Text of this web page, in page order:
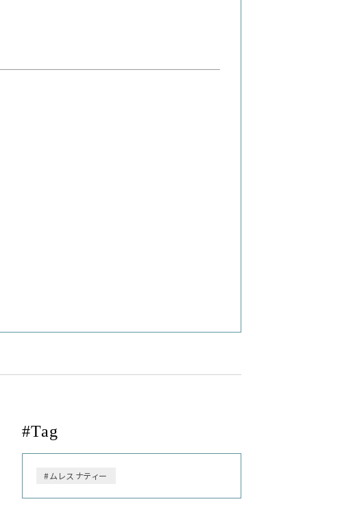
#Tag
#ムレスナティー